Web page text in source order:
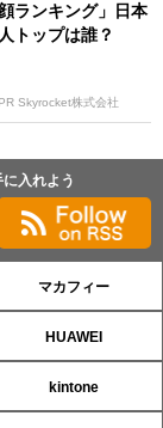
顔ランキング」日本
人トップは誰？
PR Skyrocket株式会社
入れよう
マカフィー
HUAWEI
kintone